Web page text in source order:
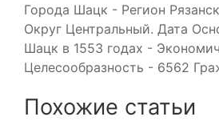
Города Шацк - Регион
Округ Центральный. Дата
Шацк в 1553 годах -
Целесообразность - 6562
Похожие статьи